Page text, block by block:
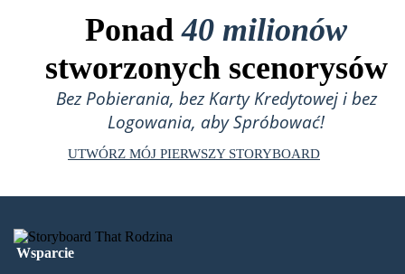
Ponad40 milionów
stworzonych scenorysów
Bez Pobierania, bez Karty Kredytowej i bez
Logowania, aby Spróbować!
UTWÓRZ MÓJ PIERWSZY STORYBOARD
Wsparcie